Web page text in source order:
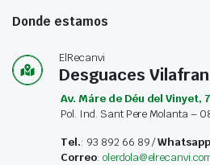
Donde estamos
ElRecanvi
Desguaces
Av. Máre de Déu del Vinyet,
Pol. Ind. Sant Pere Molanta –
Tel.: 93 892 66 89 /Whatsapp
Correo: